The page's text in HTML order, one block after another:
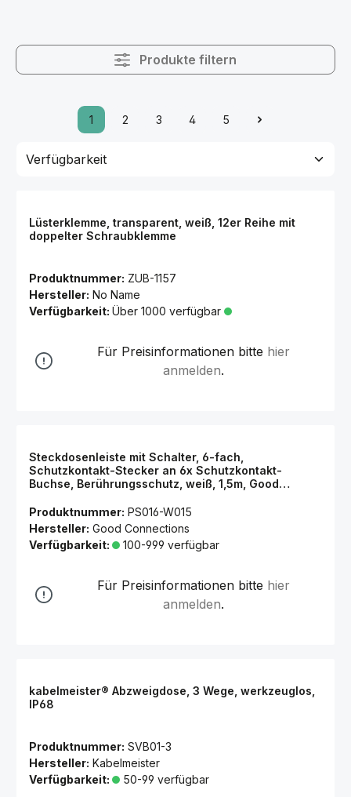
Produkte filtern
1 2 3 4 5
Lüsterklemme, transparent, weiß, 12er Reihe mit
doppelter Schraubklemme
Produktnummer: ZUB-1157
Hersteller: No Name
Verfügbarkeit: Über 1000 verfügbar
Für Preisinformationen bitte hier
anmelden.
Steckdosenleiste mit Schalter, 6-fach,
Schutzkontakt-Stecker an 6x Schutzkontakt-
Buchse, Berührungsschutz, weiß, 1,5m, Good
Produktnummer: PS016-W015
Hersteller: Good Connections
Verfügbarkeit:
100-999 verfügbar
Für Preisinformationen bitte hier
anmelden.
kabelmeister® Abzweigdose, 3 Wege, werkzeuglos,
IP68
Produktnummer: SVB01-3
Hersteller: Kabelmeister
Verfügbarkeit:
50-99 verfügbar